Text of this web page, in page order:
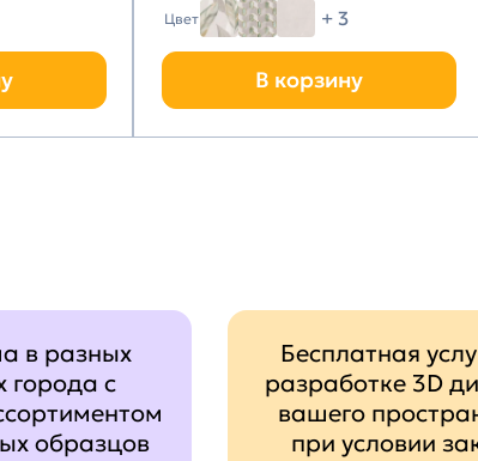
Цвет + 3
В корзину
в разных
города с
образцов
Бесплатная
разработке 3D
вашего
при условии